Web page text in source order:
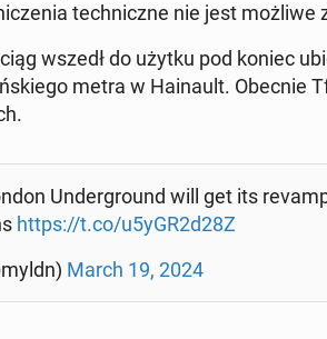
tech­nicz­ne nie jest
wszedł do użytku pod koniec
metra w Ha­inault. Obecnie
Un­der­gro­und will get its
https://t.co/u5yGR2d28Z
March 19, 2024